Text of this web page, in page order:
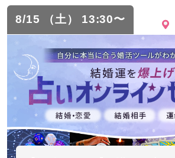
8/15 （土） 13:30〜